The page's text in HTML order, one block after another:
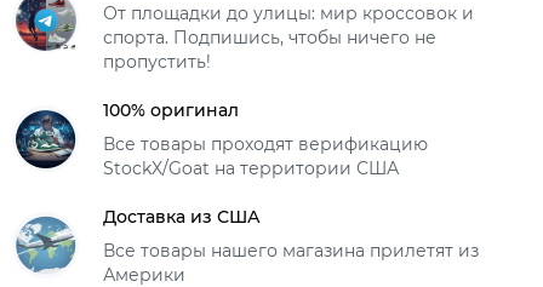
От площадки до улицы: мир кроссовок и
спорта. Подпишись, чтобы ничего не
пропустить!
100% оригинал
Все товары проходят верификацию
StockX/Goat на территории США
Доставка из США
Все товары нашего магазина прилетят из
Америки